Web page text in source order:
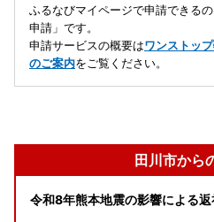
ふるなびマイページで申請できる
申請」です。
申請サービスの概要はワンストッ
のご案内をご覧ください。
田川市から
令和8年熊本地震の影響による